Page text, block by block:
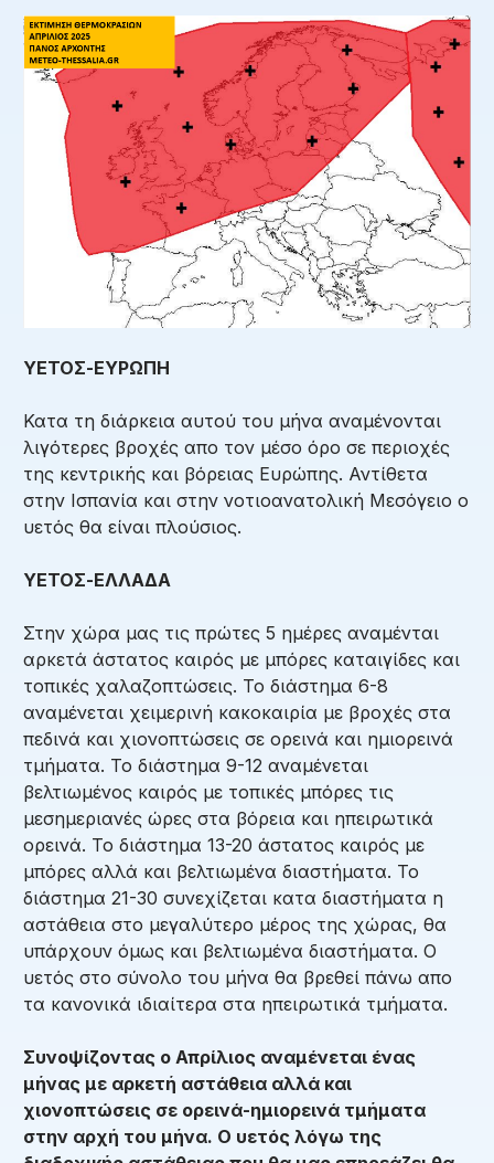
ΥΕΤΟΣ-ΕΥΡΩΠΗ
Κατα τη διάρκεια αυτού του μήνα αναμένονται
λιγότερες βροχές απο τον μέσο όρο σε περιοχές
της κεντρικής και βόρειας Ευρώπης. Αντίθετα
στην Ισπανία και στην νοτιοανατολική Μεσόγειο ο
υετός θα είναι πλούσιος.
ΥΕΤΟΣ-ΕΛΛΑΔΑ
Στην χώρα μας τις πρώτες 5 ημέρες αναμένται
αρκετά άστατος καιρός με μπόρες καταιγίδες και
τοπικές χαλαζοπτώσεις. Το διάστημα 6-8
αναμένεται χειμερινή κακοκαιρία με βροχές στα
πεδινά και χιονοπτώσεις σε ορεινά και ημιορεινά
τμήματα. Το διάστημα 9-12 αναμένεται
βελτιωμένος καιρός με τοπικές μπόρες τις
μεσημεριανές ώρες στα βόρεια και ηπειρωτικά
ορεινά. Το διάστημα 13-20 άστατος καιρός με
μπόρες αλλά και βελτιωμένα διαστήματα. Το
διάστημα 21-30 συνεχίζεται κατα διαστήματα η
αστάθεια στο μεγαλύτερο μέρος της χώρας, θα
υπάρχουν όμως και βελτιωμένα διαστήματα. Ο
υετός στο σύνολο του μήνα θα βρεθεί πάνω απο
τα κανονικά ιδιαίτερα στα ηπειρωτικά τμήματα.
Συνοψίζοντας ο Απρίλιος αναμένεται ένας
μήνας με αρκετή αστάθεια αλλά και
χιονοπτώσεις σε ορεινά-ημιορεινά τμήματα
στην αρχή του μήνα. Ο υετός λόγω της